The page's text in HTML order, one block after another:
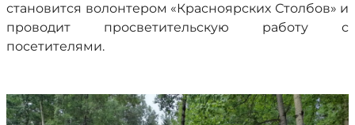
становится волонтером «Красноярских Столбов» и
проводит просветительскую работу с
посетителями.